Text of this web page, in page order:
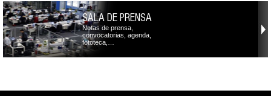
SALA DE PRENSA
Notas de prensa,
convocatorias, agenda,
fototeca,…